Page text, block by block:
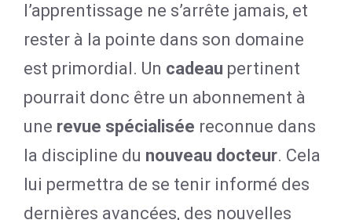
l’apprentissage ne s’arrête jamais, et
rester à la pointe dans son domaine
est primordial. Un cadeau pertinent
pourrait donc être un abonnement à
une revue spécialisée reconnue dans
la discipline du nouveau docteur. Cela
lui permettra de se tenir informé des
dernières avancées, des nouvelles